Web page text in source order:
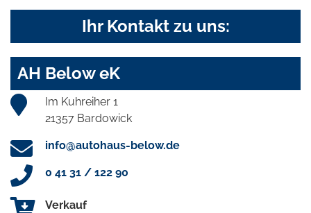
Ihr Kontakt zu uns:
AH Below eK
Im Kuhreiher 1
21357 Bardowick
info@autohaus-below.de
0 41 31 / 122 90
Verkauf